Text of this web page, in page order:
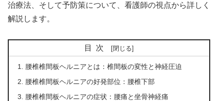
治療法、そして予防策について、看護師の視点から詳しく
解説します。
目次
腰椎椎間板ヘルニアとは：椎間板の変性と神経圧迫
腰椎椎間板ヘルニアの好発部位：腰椎下部
腰椎椎間板ヘルニアの症状：腰痛と坐骨神経痛